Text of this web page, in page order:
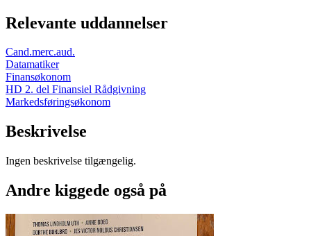
Relevante uddannelser
Cand.merc.aud.
Datamatiker
Finansøkonom
HD 2. del Finansiel Rådgivning
Markedsføringsøkonom
Beskrivelse
Ingen beskrivelse tilgængelig.
Andre kiggede også på